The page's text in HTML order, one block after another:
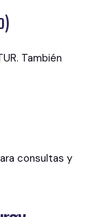
También
consultas y